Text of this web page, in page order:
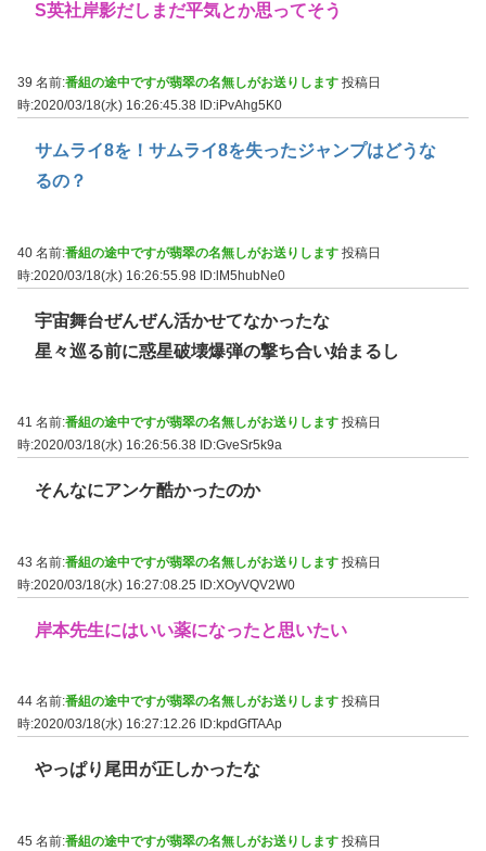
S英社岸影だしまだ平気とか思ってそう
39 名前:番組の途中ですが翡翠の名無しがお送りします 投稿日
時:2020/03/18(水) 16:26:45.38 ID:iPvAhg5K0
サムライ8を！サムライ8を失ったジャンプはどうな
るの？
40 名前:番組の途中ですが翡翠の名無しがお送りします 投稿日
時:2020/03/18(水) 16:26:55.98 ID:lM5hubNe0
宇宙舞台ぜんぜん活かせてなかったな
星々巡る前に惑星破壊爆弾の撃ち合い始まるし
41 名前:番組の途中ですが翡翠の名無しがお送りします 投稿日
時:2020/03/18(水) 16:26:56.38 ID:GveSr5k9a
そんなにアンケ酷かったのか
43 名前:番組の途中ですが翡翠の名無しがお送りします 投稿日
時:2020/03/18(水) 16:27:08.25 ID:XOyVQV2W0
岸本先生にはいい薬になったと思いたい
44 名前:番組の途中ですが翡翠の名無しがお送りします 投稿日
時:2020/03/18(水) 16:27:12.26
ID:kpdGfTAAp
やっぱり尾田が正しかったな
45 名前:番組の途中ですが翡翠の名無しがお送りします 投稿日